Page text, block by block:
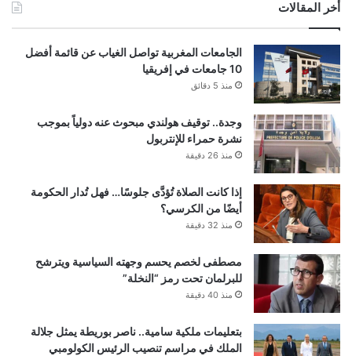
أخر المقالات
الجامعات المغربية تواصل الغياب عن قائمة أفضل
10 جامعات في إفريقيا
منذ 5 دقائق
وجدة.. توقيف هولندي مبحوث عنه دولياً بموجب
نشرة حمراء للإنتربول
منذ 26 دقيقة
إذا كانت الصلاة تُؤدَّى جلوسًا… فهل تُدار الحكومة
أيضًا من الكرسي؟
منذ 32 دقيقة
مصطفى لخصم يحسم وجهته السياسية ويترشح
للبرلمان تحت رمز “النخلة”
منذ 40 دقيقة
بتعليمات ملكية سامية.. ناصر بوريطة يمثل جلالة
الملك في مراسم تنصيب الرئيس الكولومبي